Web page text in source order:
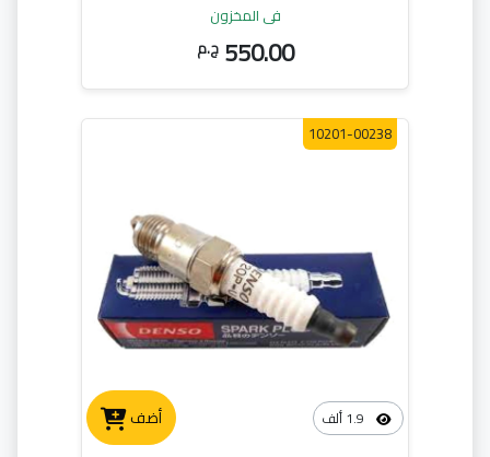
في المخزون
550.00 ج.م
أضف
10201-00238